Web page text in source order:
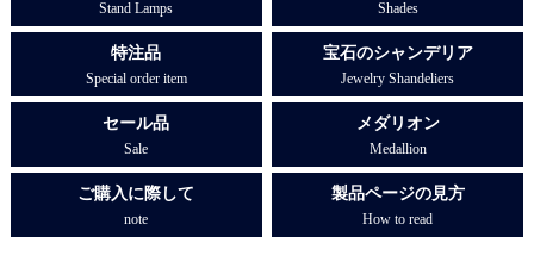
Stand Lamps Shades
特注品
Special order item
宝石のシャンデリア
Jewelry Shandeliers
セール品
Sale
メダリオン
Medallion
ご購入に際して
note
製品ページの見方
How to read